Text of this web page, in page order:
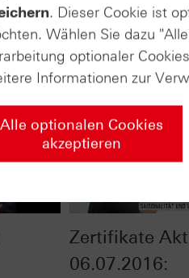
Zertifikate
06.07.2016:
. Dieser Cookie ist
Wählen Sie dazu
optionaler
Informationen zur
Alle optionalen Cookies
akzeptieren